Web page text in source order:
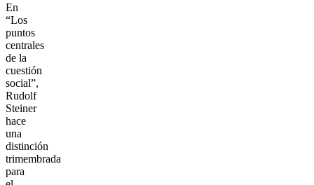
En
“Los
puntos
centrales
de la
cuestión
social”,
Rudolf
Steiner
hace
una
distinción
trimembrada
para